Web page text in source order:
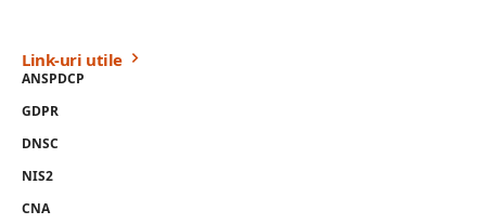
Link-uri utile
ANSPDCP
GDPR
DNSC
NIS2
CNA